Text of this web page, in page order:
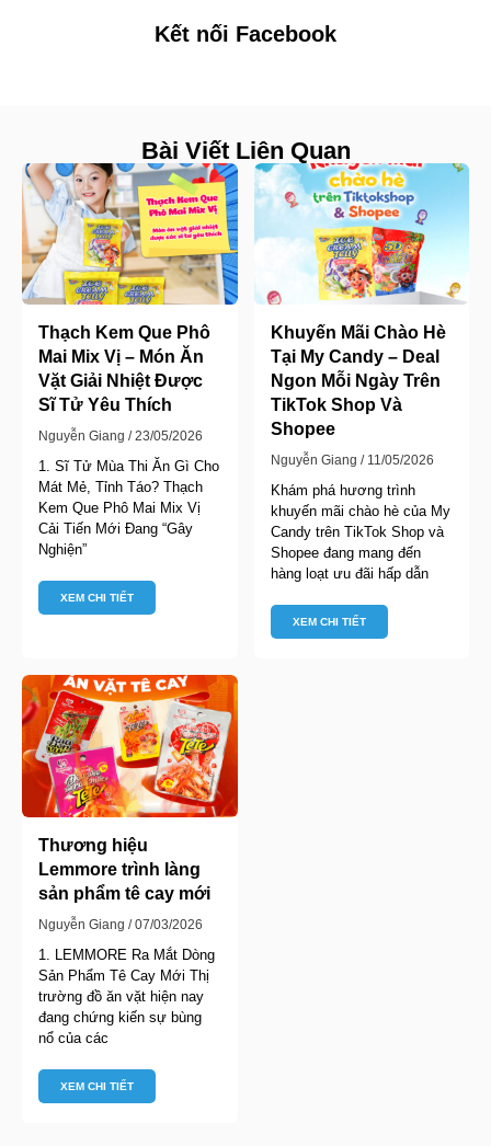
Kết nối Facebook
Bài Viết Liên Quan
Thạch Kem Que Phô
Mai Mix Vị – Món Ăn
Vặt Giải Nhiệt Được
Sĩ Tử Yêu Thích
Nguyễn Giang 23/05/2026
1. Sĩ Tử Mùa Thi Ăn Gì Cho
Mát Mẻ, Tỉnh Táo? Thạch
Kem Que Phô Mai Mix Vị
Cải Tiến Mới Đang “Gây
Nghiện”
XEM CHI TIẾT
Khuyến Mãi Chào Hè
Tại My Candy – Deal
Ngon Mỗi Ngày Trên
TikTok Shop Và
Shopee
Nguyễn Giang 11/05/2026
Khám phá hương trình
khuyến mãi chào hè của My
Candy trên TikTok Shop và
Shopee đang mang đến
hàng loạt ưu đãi hấp dẫn
XEM CHI TIẾT
Thương hiệu
Lemmore trình làng
sản phẩm tê cay mới
Nguyễn Giang 07/03/2026
1. LEMMORE Ra Mắt Dòng
Sản Phẩm Tê Cay Mới Thị
trường đồ ăn vặt hiện nay
đang chứng kiến sự bùng
nổ của các
XEM CHI TIẾT